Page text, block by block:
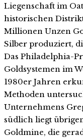
Liegenschaft im
historischen
Millionen Unzen
Silber produziert,
Das Philadelphia-
Goldsystemen im
1980er Jahren
Methoden
Unternehmens
südlich liegt
Goldmine, die